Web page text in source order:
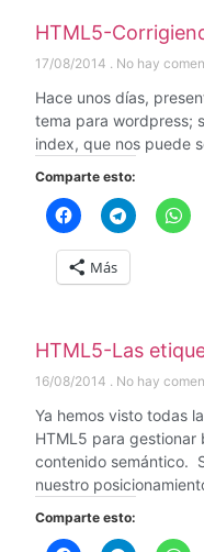
HTML5-
17/08/2014 No hay
Hace unos días,
tema para wordpress;
index, que nos puede
Comparte esto:
Más
HTML5-Las
16/08/2014 No hay
Ya hemos visto todas
HTML5 para gestionar
contenido semántico.
nuestro
Comparte esto: